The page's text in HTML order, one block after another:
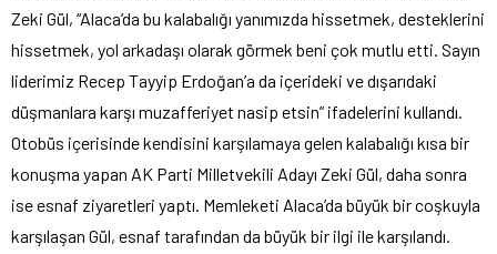
Zeki Gül, “Alaca’da bu kalabalığı yanımızda hissetmek, desteklerini
hissetmek, yol arkadaşı olarak görmek beni çok mutlu etti. Sayın
liderimiz Recep Tayyip Erdoğan’a da içerideki ve dışarıdaki
düşmanlara karşı muzafferiyet nasip etsin” ifadelerini kullandı.
Otobüs içerisinde kendisini karşılamaya gelen kalabalığı kısa bir
konuşma yapan AK Parti Milletvekili Adayı Zeki Gül, daha sonra
ise esnaf ziyaretleri yaptı. Memleketi Alaca’da büyük bir coşkuyla
karşılaşan Gül, esnaf tarafından da büyük bir ilgi ile karşılandı.